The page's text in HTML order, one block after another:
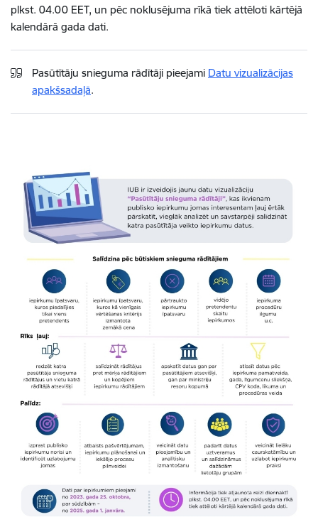
plkst. 04.00 EET, un pēc noklusējuma rīkā tiek attēloti kārtējā
kalendārā gada dati.
Pasūtītāju snieguma rādītāji pieejami Datu vizualizācijas
apakšsadaļā.